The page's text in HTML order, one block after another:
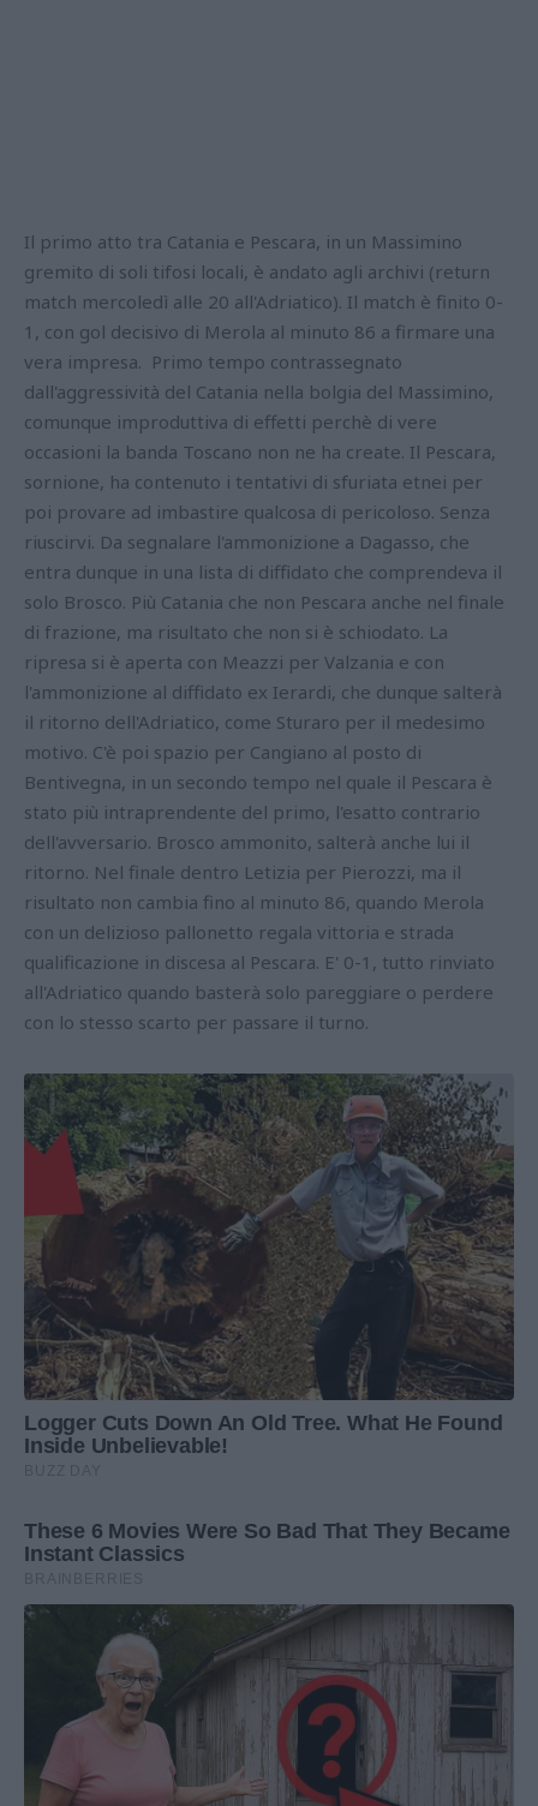
Il primo atto tra Catania e Pescara, in un Massimino
gremito di soli tifosi locali, è andato agli archivi (return
match mercoledì alle 20 all'Adriatico). Il match è finito 0-
1, con gol decisivo di Merola al minuto 86 a firmare una
vera impresa. Primo tempo contrassegnato
dall'aggressività del Catania nella bolgia del Massimino,
comunque improduttiva di effetti perchè di vere
occasioni la banda Toscano non ne ha create. Il Pescara,
sornione, ha contenuto i tentativi di sfuriata etnei per
poi provare ad imbastire qualcosa di pericoloso. Senza
riuscirvi. Da segnalare l'ammonizione a Dagasso, che
entra dunque in una lista di diffidato che comprendeva il
solo Brosco. Più Catania che non Pescara anche nel finale
di frazione, ma risultato che non si è schiodato. La
ripresa si è aperta con Meazzi per Valzania e con
l'ammonizione al diffidato ex Ierardi, che dunque salterà
il ritorno dell'Adriatico, come Sturaro per il medesimo
motivo. C'è poi spazio per Cangiano al posto di
Bentivegna, in un secondo tempo nel quale il Pescara è
stato più intraprendente del primo, l'esatto contrario
dell'avversario. Brosco ammonito, salterà anche lui il
ritorno. Nel finale dentro Letizia per Pierozzi, ma il
risultato non cambia fino al minuto 86, quando Merola
con un delizioso pallonetto regala vittoria e strada
qualificazione in discesa al Pescara. E' 0-1, tutto rinviato
all'Adriatico quando basterà solo pareggiare o perdere
con lo stesso scarto per passare il turno.